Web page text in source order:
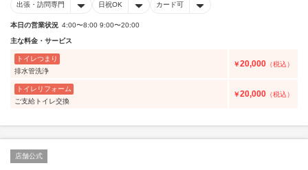
出張・訪問専門 日祝OK カード可
本日の営業状況 4:00〜8:00 9:00〜20:00
主な料金・サービス
トイレつまり
排水管洗浄
￥20,000 （税込）
トイレリフォーム
ご支給トイレ交換
￥20,000 （税込）
店舗公式